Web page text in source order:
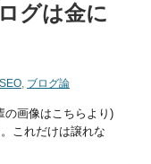
グは金に
SEO ブログ論
の画像はこちらより)
これだけは譲れな